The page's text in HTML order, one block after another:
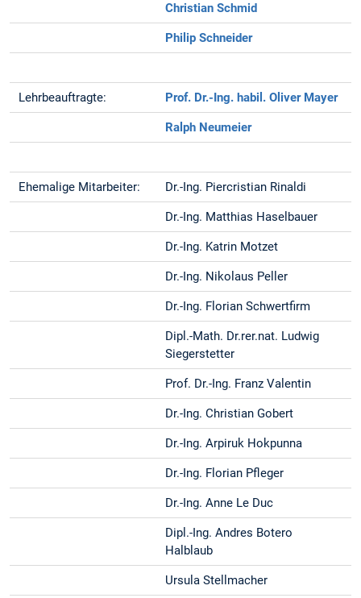
Christian Schmid
Philip Schneider
Lehrbeauftragte: Prof. Dr.-Ing. habil. Oliver Mayer
Ralph Neumeier
Ehemalige Mitarbeiter: Dr.-Ing. Piercristian Rinaldi
Dr.-Ing. Matthias Haselbauer
Dr.-Ing. Katrin Motzet
Dr.-Ing. Nikolaus Peller
Dr.-Ing. Florian Schwertfirm
Dipl.-Math. Dr.rer.nat. Ludwig
Siegerstetter
Prof. Dr.-Ing. Franz Valentin
Dr.-Ing. Christian Gobert
Dr.-Ing. Arpiruk Hokpunna
Dr.-Ing. Florian Pfleger
Dr.-Ing. Anne Le Duc
Dipl.-Ing. Andres Botero
Halblaub
Ursula Stellmacher